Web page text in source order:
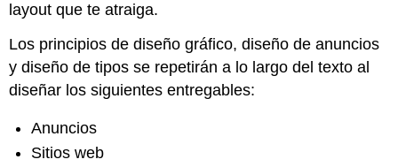
layout que te atraiga.
Los principios de diseño gráfico, diseño de anuncios
y diseño de tipos se repetirán a lo largo del texto al
diseñar los siguientes entregables:
Anuncios
Sitios web